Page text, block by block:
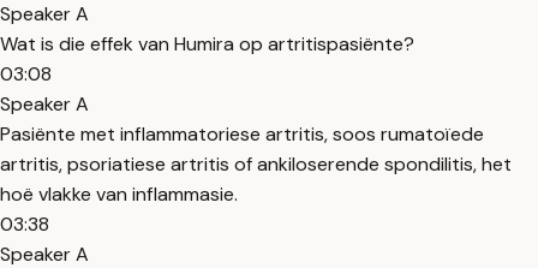
Speaker A
Wat is die effek van Humira op artritispasiënte?
03:08
Speaker A
Pasiënte met inflammatoriese artritis, soos rumatoïede
artritis, psoriatiese artritis of ankiloserende spondilitis, het
hoë vlakke van inflammasie.
03:38
Speaker A